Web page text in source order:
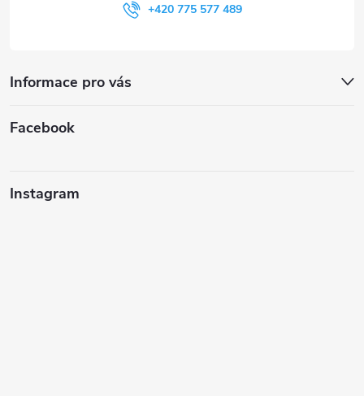
+420 775 577 489
Informace pro vás
Facebook
Instagram